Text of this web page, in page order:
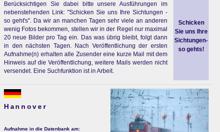
Berücksichtigen Sie dabei bitte unsere Ausführungen im
nebenstehenden Link: "Schicken Sie uns Ihre Sichtungen -
so geht's". Da wir an manchen Tagen sehr viele an anderen
wenig Fotos bekommen, stellen wir in der Regel nur maximal
20 neue Bilder pro Tag ein. Das was übrig bleibt, folgt dann
in den nächsten Tagen. Nach Veröffentlichung der ersten
Aufnahme(n) erhalten alle Zusender eine kurze Mail mit dem
Hinweis auf die Veröffentlichung, weitere Mails werden nicht
versendet. Eine Suchfunktion ist in Arbeit.
Schicken
Sie uns Ihre
Sichtungen-
so gehts!
Hannover
Aufnahme in die Datenbank am: